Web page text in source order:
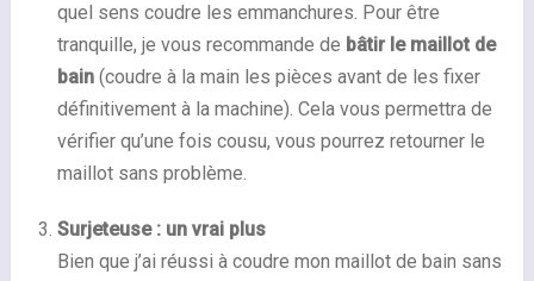
quel sens coudre les emmanchures. Pour être
tranquille, je vous recommande de bâtir le maillot de
bain(coudre à la main les pièces avant de les fixer
définitivement à la machine). Cela vous permettra de
vérifier qu’une fois cousu, vous pourrez retourner le
maillot sans problème.
Surjeteuse : un vrai plus
Bien que j’ai réussi à coudre mon maillot de bain sans